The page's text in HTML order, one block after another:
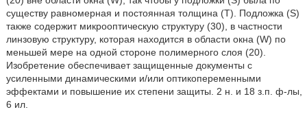
существу равномерная и постоянная толщина (Т). Подложка (S)
также содержит микрооптическую структуру (30), в частности
линзовую структуру, которая находится в области окна (W) по
меньшей мере на одной стороне полимерного слоя (20).
Изобретение обеспечивает защищенные документы с
усиленными динамическими и/или оптикопеременными
эффектами и повышение их степени защиты. 2 н. и 18 з.п. ф-лы,
6 ил.